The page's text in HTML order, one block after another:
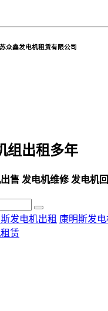
众鑫发电机租赁有限公司
组出租多年
售 发电机维修 发电机
发电机出租 康明斯发
赁